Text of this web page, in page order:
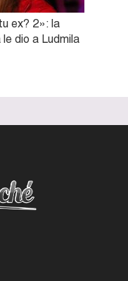
ex? 2»: la
dio a Ludmila